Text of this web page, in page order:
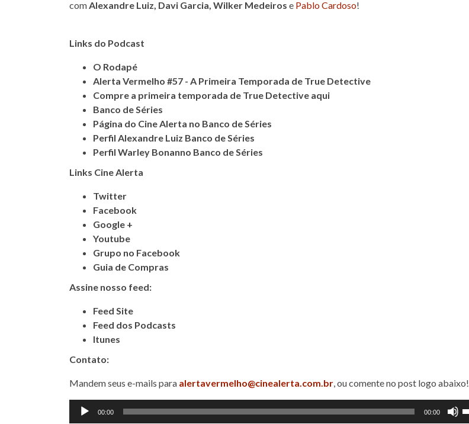
comAlexandre Luiz, Davi Garcia, Wilker Medeiros e Pablo Cardoso!
Links do Podcast
O Rodapé
Alerta Vermelho #57 - A Primeira Temporada de True Detective
Compre a primeira temporada de True Detective aqui
Banco de Séries
Página do Cine Alerta no Banco de Séries
Perfil Alexandre Luiz Banco de Séries
Perfil Warley Bonanno Banco de Séries
Links Cine Alerta
Twitter
Facebook
Google +
Youtube
Grupo no Facebook
Guia de Compras
Assine nosso feed:
Feed Site
Feed dos Podcasts
Itunes
Contato:
Mandem seus e-mails para alertavermelho@cinealerta.com.br, ou comente no post logo abaixo!
Tocador
00:00 00:00